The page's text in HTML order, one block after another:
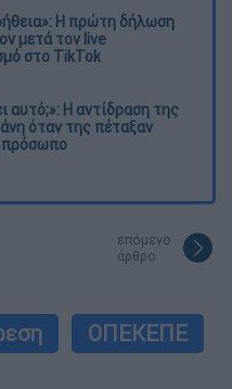
Η πρώτη δήλωση
μετά τον live
στο TikTok
αυτό;»: Η αντίδραση της
όταν της πέταξαν
πρόσωπο
επόμενο
άρθρο
ΟΠΕΚΕΠΕ